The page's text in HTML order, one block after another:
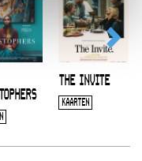
THE INVITE
KAARTEN